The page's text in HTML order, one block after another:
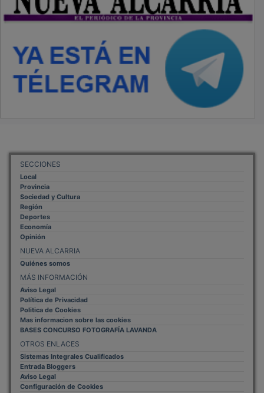
SECCIONES
Local
Provincia
Sociedad y Cultura
Región
Deportes
Economía
Opinión
NUEVA ALCARRIA
Quiénes somos
MÁS INFORMACIÓN
Aviso Legal
Política de Privacidad
Politica de Cookies
Mas informacion sobre las cookies
BASES CONCURSO FOTOGRAFÍA LAVANDA
OTROS ENLACES
Sistemas Integrales Cualificados
Entrada Bloggers
Aviso Legal
Configuración de Cookies